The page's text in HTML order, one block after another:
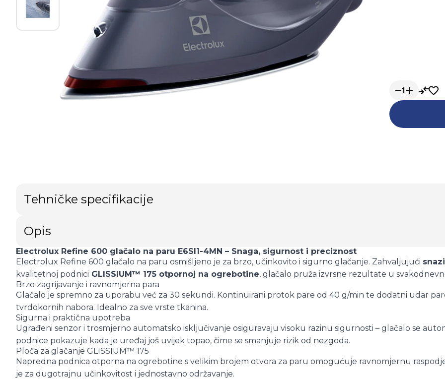
1
Tehničke specifikacije
Opis
Electrolux Refine 600 glačalo na paru E6SI1-4MN – Snaga, sigurnost i preciznost
Electrolux Refine 600 glačalo na paru osmišljeno je za brzo, učinkovito i sigurno glačanje. Zahvaljujući
kvalitetnoj podnici GLISSIUM™ 175 otpornoj na ogrebotine, glačalo pruža izvrsne rezultate u
Brzo zagrijavanje i ravnomjerna para
Glačalo je spremno za uporabu već za 30 sekundi. Kontinuirani protok pare od 40 g/min te dodatni udar
tvrdokornih nabora. Idealno za sve vrste tkanina.
Sigurna i praktična upotreba
Ugrađeni senzor i trosmjerno automatsko isključivanje osiguravaju visoku razinu sigurnosti – glačalo se
podnice pokazuje kada je uređaj još uvijek topao, čime se smanjuje rizik od nezgoda.
Ploča za glačanje GLISSIUM™ 175
Napredna podnica otporna na ogrebotine s velikim brojem otvora za paru omogućuje ravnomjernu
je za dugotrajnu učinkovitost i jednostavno održavanje.